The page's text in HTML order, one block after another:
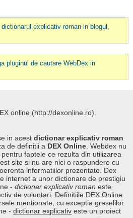
explicativ roman in blogul,
pluginul de cautare WebDex in
online (http://dexonline.ro).
in acestdictionar explicativ roman
de definitii a DEX Online . Webdex nu
faptele ce rezulta din utilizarea
site si nu are nici o raspundere cu
informatiilor prezentate. Dex
internet a unor dictionare de prestigiu
-dictionar explicativ roman este
de voluntari. Definitiile DEX Online
mentionate, cu exceptia greselilor
-dictionar explicativ este un proiect